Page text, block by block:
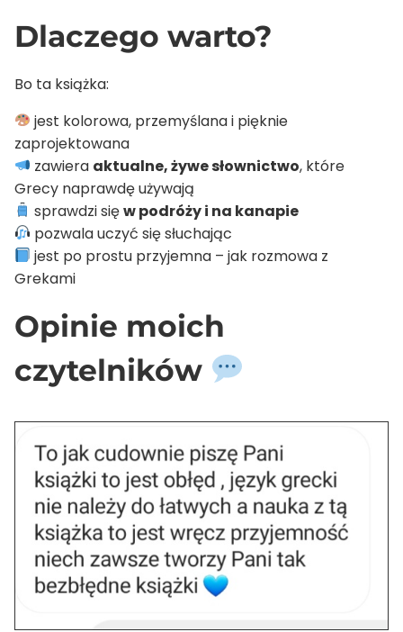
Dlaczego warto?
Bo ta książka:
jest kolorowa, przemyślana i pięknie
zaprojektowana
zawiera aktualne, żywe słownictwo, które
Grecy naprawdę używają
sprawdzi sięw podróży i na kanapie
pozwala uczyć się słuchając
jest po prostu przyjemna – jak rozmowa z
Grekami
Opinie moich
czytelników